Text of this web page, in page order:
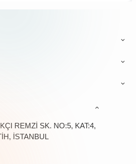
REMZİ SK. NO:5, KAT:4,
İSTANBUL